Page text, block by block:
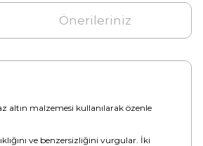
Önerileriniz
altın malzemesi kullanılarak özenle
ve benzersizliğini vurgular. İki